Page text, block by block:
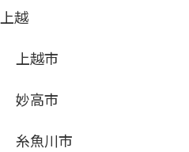
上越
上越市
妙高市
糸魚川市